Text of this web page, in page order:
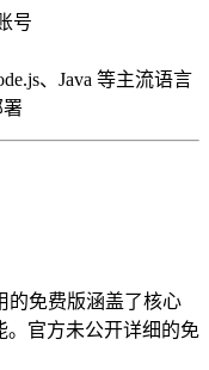
号
、Java 等主流语言
署
的免费版涵盖了核心
。官方未公开详细的免